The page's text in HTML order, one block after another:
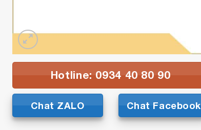
Hotline: 0934 40 80 90
Chat ZALO Chat Facebook